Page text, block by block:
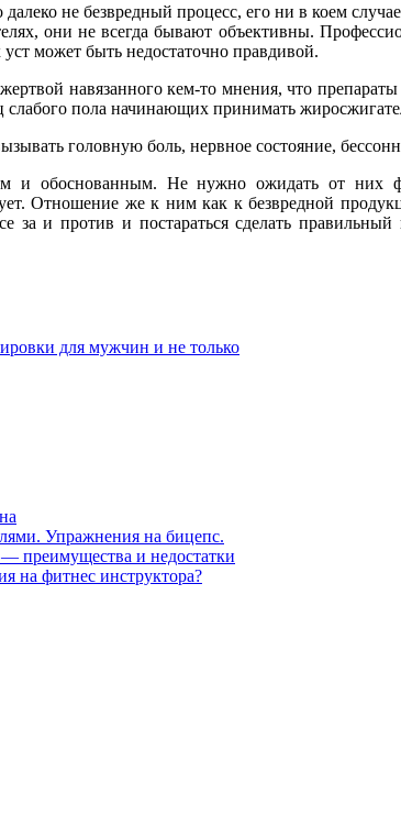
не безвредный процесс, его ни в коем
они не всегда бывают объективны.
может быть недостаточно правдивой.
навязанного кем-то мнения, что
пола начинающих принимать
головную боль, нервное состояние,
обоснованным. Не нужно ожидать от них
Отношение же к ним как к безвредной
за и против и постараться сделать
для мужчин и не только
Упражнения на бицепс.
преимущества и недостатки
на фитнес инструктора?